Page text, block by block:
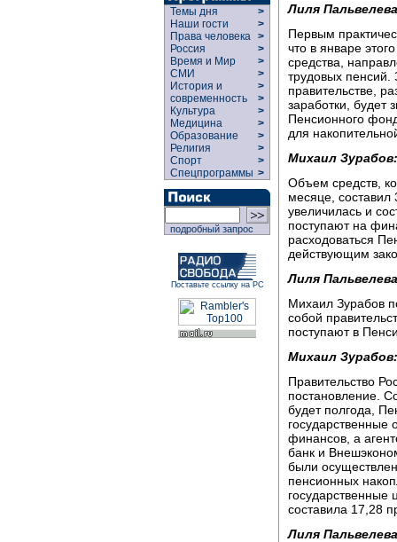
Темы дня
>
Наши гости
>
Права человека >
Россия
>
Время и Мир
>
СМИ
>
История и
современность
>
>
Культура
>
Медицина
>
Образование
>
Религия
>
Спорт
>
Спецпрограммы >
подробный запрос
Поставьте ссылку на РС
Лиля Пальвелева
Первым
что в январе
средства,
трудовых пенсий.
правительстве,
заработки, будет
Пенсионного
для
Михаил Зурабов:
Объем средств,
месяце,
увеличилась и
поступают на
расходоваться
действующим
Лиля
Михаил Зурабов
собой
поступают в
Михаил Зурабов:
Правительство
постановление.
будет полгода,
государственные
финансов, а
банк и
были
пенсионных
государственные
составила 17,28
Лиля